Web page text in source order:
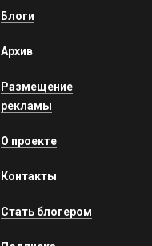
Блоги
Архив
Размещение
рекламы
О проекте
Контакты
Стать блогером